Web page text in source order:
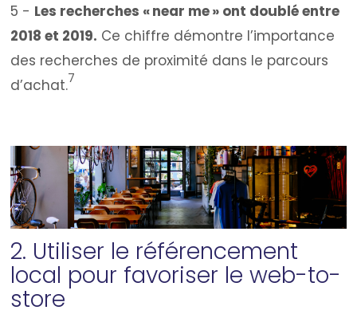
5 - Les recherches « near me » ont doublé entre
2018 et 2019. Ce chiffre démontre l’importance
des recherches de proximité dans le parcours
d’achat.7
2. Utiliser le référencement
local pour favoriser le web-to-
store